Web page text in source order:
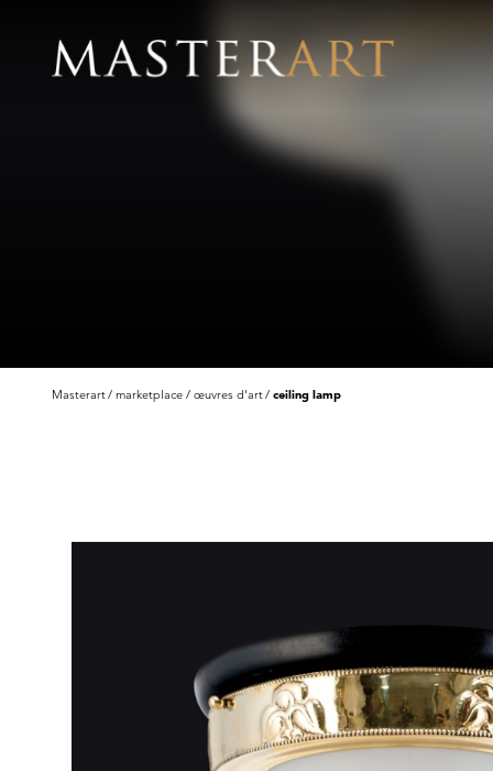
Masterart marketplace œuvres d'art ceiling lamp